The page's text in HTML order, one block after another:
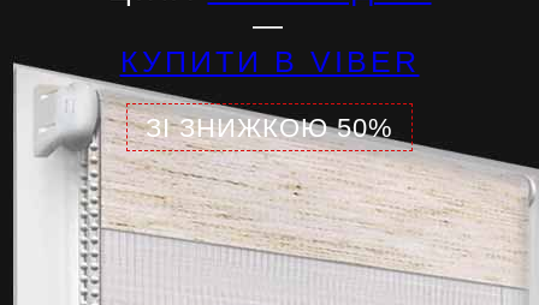
—
КУПИТИ В VIBER
ЗІ ЗНИЖКОЮ 50%